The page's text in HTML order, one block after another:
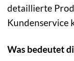
detaillierte
Kundenservice
Was bedeutet